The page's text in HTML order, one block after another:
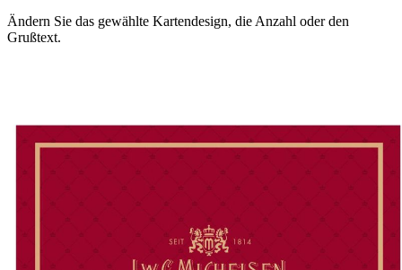
Ändern Sie das gewählte Kartendesign, die Anzahl oder den
Grußtext.